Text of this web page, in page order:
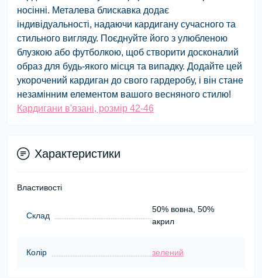
носінні. Металева блискавка додає
індивідуальності, надаючи кардигану сучасного та
стильного вигляду. Поєднуйте його з улюбленою
блузкою або футболкою, щоб створити досконалий
образ для будь-якого місця та випадку. Додайте цей
укорочений кардиган до свого гардеробу, і він стане
незамінним елементом вашого весняного стилю!
Кардигани в'язані, розмір 42-46
Характеристики
Властивості
Склад
50% вовна, 50%
акрил
Колір зелений